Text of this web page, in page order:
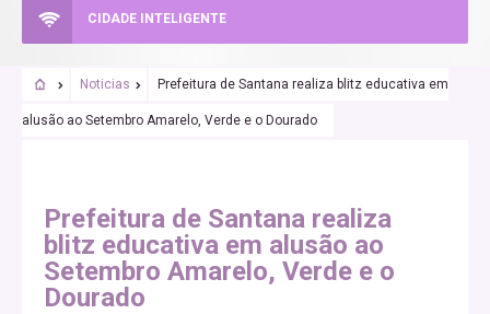
CIDADE INTELIGENTE
Noticias Prefeitura de Santana realiza blitz educativa em
alusão ao Setembro Amarelo, Verde e o Dourado
Prefeitura de Santana realiza
blitz educativa em alusão ao
Setembro Amarelo, Verde e o
Dourado